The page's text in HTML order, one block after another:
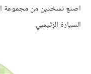
اصنع نسختين من مجموعة
السيارة الرئيسي.